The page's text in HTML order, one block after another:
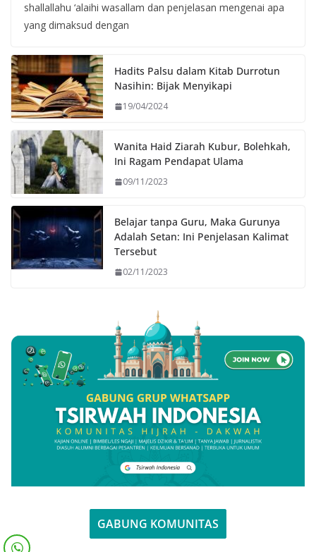
shallallahu ‘alaihi wasallam dan penjelasan mengenai apa
yang dimaksud dengan
Hadits Palsu dalam Kitab Durrotun
Nasihin: Bijak Menyikapi
19/04/2024
Wanita Haid Ziarah Kubur, Bolehkah,
Ini Ragam Pendapat Ulama
09/11/2023
Belajar tanpa Guru, Maka Gurunya
Adalah Setan: Ini Penjelasan Kalimat
Tersebut
02/11/2023
GABUNG KOMUNITAS